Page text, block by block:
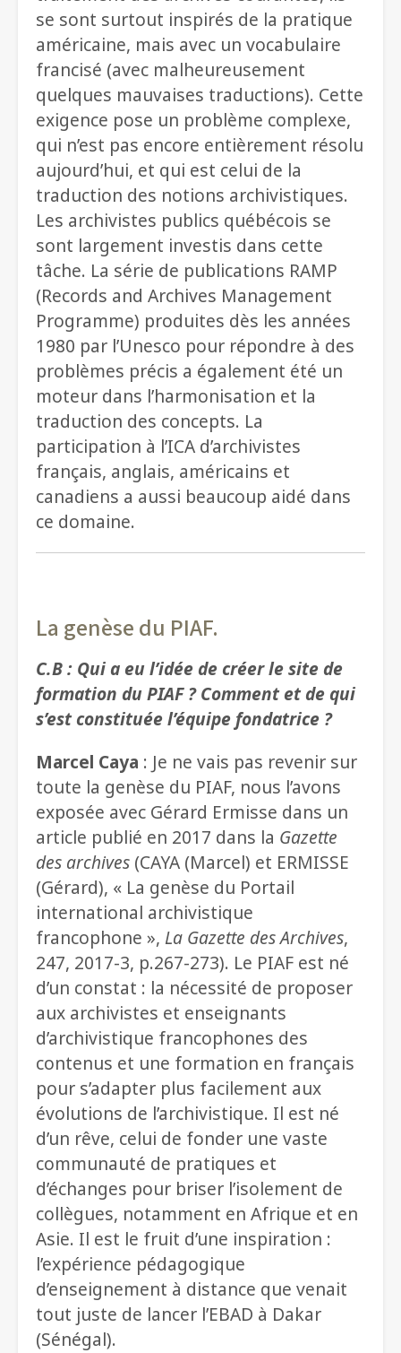
se sont surtout inspirés de la pratique
américaine, mais avec un vocabulaire
francisé (avec malheureusement
quelques mauvaises traductions). Cette
exigence pose un problème complexe,
qui n’est pas encore entièrement résolu
aujourd’hui, et qui est celui de la
traduction des notions archivistiques.
Les archivistes publics québécois se
sont largement investis dans cette
tâche. La série de publications RAMP
(Records and Archives Management
Programme) produites dès les années
1980 par l’Unesco pour répondre à des
problèmes précis a également été un
moteur dans l’harmonisation et la
traduction des concepts. La
participation à l’ICA d’archivistes
français, anglais, américains et
canadiens a aussi beaucoup aidé dans
ce domaine.
La genèse du PIAF.
C.B : Qui a eu l’idée de créer le site de
formation du PIAF ? Comment et de qui
s’est constituée l’équipe fondatrice ?
Marcel Caya : Je ne vais pas revenir sur
toute la genèse du PIAF, nous l’avons
exposée avec Gérard Ermisse dans un
article publié en 2017 dans la Gazette
des archives (CAYA (Marcel) et ERMISSE
(Gérard), « La genèse du Portail
international archivistique
francophone », La Gazette des Archives,
247, 2017-3, p.267-273). Le PIAF est né
d’un constat : la nécessité de proposer
aux archivistes et enseignants
d’archivistique francophones des
contenus et une formation en français
pour s’adapter plus facilement aux
évolutions de l’archivistique. Il est né
d’un rêve, celui de fonder une vaste
communauté de pratiques et
d’échanges pour briser l’isolement de
collègues, notamment en Afrique et en
Asie. Il est le fruit d’une inspiration :
l’expérience pédagogique
d’enseignement à distance que venait
tout juste de lancer l’EBAD à Dakar
(Sénégal).